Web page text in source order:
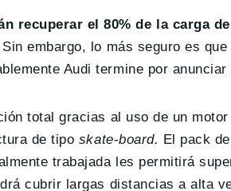
recuperar el 80% de la carga
embargo, lo más seguro es
Audi termine por
total gracias al uso de un
de tipo skate-board. El pack
trabajada les permitirá
cubrir largas distancias a alta